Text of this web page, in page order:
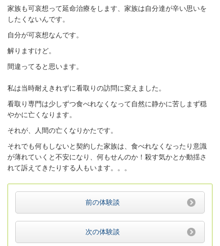
家族も可哀想って延命治療をします、家族は自分達が辛い思いを
したくないんです。
自分が可哀想なんです。
解りますけど。
間違ってると思います。
私は当時耐えきれずに看取りの訪問に変えました。
看取り専門は少しずつ食べれなくなって自然に静かに苦しまず穏
やかに亡くなります。
それが、人間の亡くなりかたです。
それでも何もしないと契約した家族は、食べれなくなったり意識
が薄れていくと不安になり、何もせんのか！殺す気かとか動揺さ
れて訴えてきたりする人もいます。。。
前の体験談
次の体験談